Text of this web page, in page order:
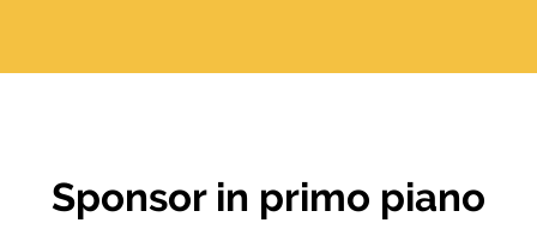
Sponsor in primo piano